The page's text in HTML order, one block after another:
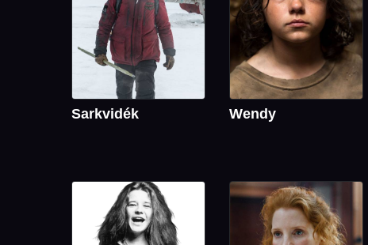
Sarkvidék Wendy